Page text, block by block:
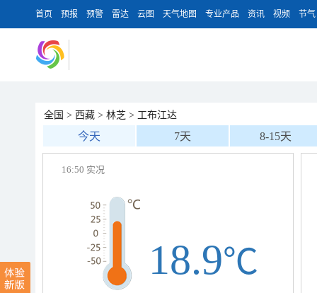
首页 预报 预警 雷达 云图 天气地图 专业产品 资讯 视频 节气
全国 > 西藏 > 林芝 > 工布江达
今天 7天 8-15天
16:50 实况
18.9℃